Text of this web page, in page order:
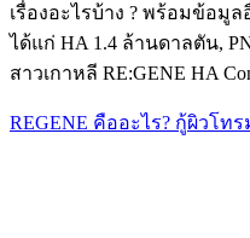
เรื่องอะไรบ้าง ? พร้อมข้อมู
ได้แก่ HA 1.4 ล้านดาลตัน,
สาวเกาหลี RE:GENE HA
REGENE คืออะไร? กู้ผิวโท